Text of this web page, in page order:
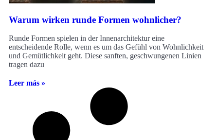
Warum wirken runde Formen wohnlicher?
Runde Formen spielen in der Innenarchitektur eine
entscheidende Rolle, wenn es um das Gefühl von Wohnlichkeit
und Gemütlichkeit geht. Diese sanften, geschwungenen Linien
tragen dazu
Leer más »